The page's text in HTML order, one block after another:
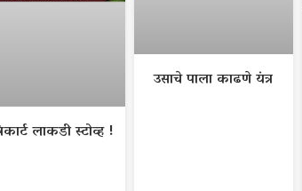
लाकडी स्टोव्ह !
उसाचे पाला काढणे यंत्र